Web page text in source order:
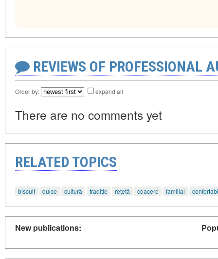
REVIEWS OF PROFESSIONAL
Order by: expand all
There are no comments yet
RELATED TOPICS
biscuit dulce cultură tradiție rețetă coacere familial
New publications: